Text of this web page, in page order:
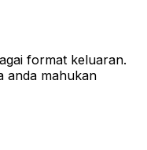
format keluaran.
anda mahukan